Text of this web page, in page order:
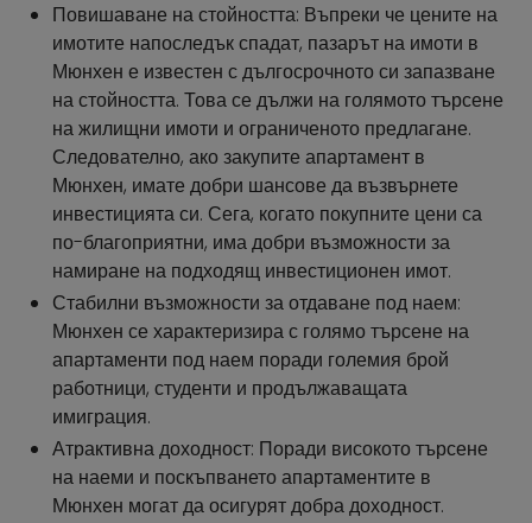
Повишаване на стойността: Въпреки че цените на
имотите напоследък спадат, пазарът на имоти в
Мюнхен е известен с дългосрочното си запазване
на стойността. Това се дължи на голямото търсене
на жилищни имоти и ограниченото предлагане.
Следователно, ако закупите апартамент в
Мюнхен, имате добри шансове да възвърнете
инвестицията си. Сега, когато покупните цени са
по-благоприятни, има добри възможности за
намиране на подходящ инвестиционен имот.
Стабилни възможности за отдаване под наем:
Мюнхен се характеризира с голямо търсене на
апартаменти под наем поради големия брой
работници, студенти и продължаващата
имиграция.
Атрактивна доходност: Поради високото търсене
на наеми и поскъпването апартаментите в
Мюнхен могат да осигурят добра доходност.